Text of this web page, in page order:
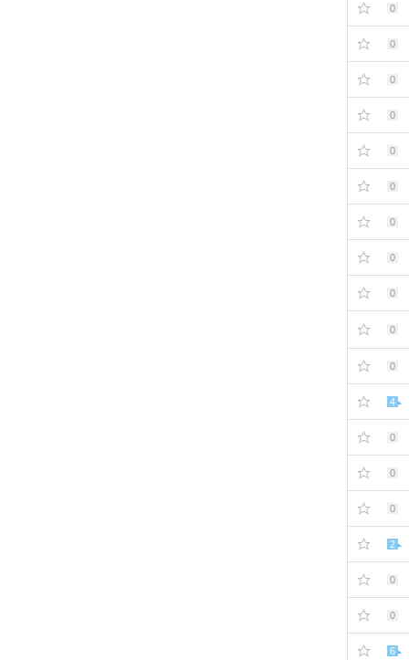
0
0
0
0
0
0
0
0
0
0
0
4
0
0
0
2
0
0
6